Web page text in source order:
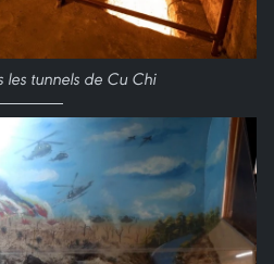
les tunnels de Cu Chi